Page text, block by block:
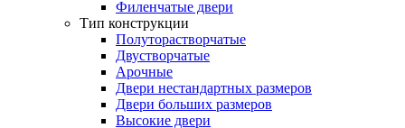
Филенчатые двери
Тип конструкции
Полуторастворчатые
Двустворчатые
Арочные
Двери нестандартных размеров
Двери больших размеров
Высокие двери